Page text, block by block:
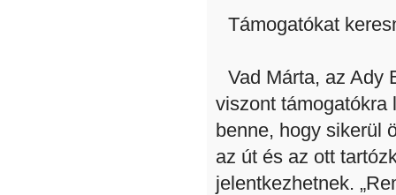
Támogatókat
Vad Márta, az Ady
viszont támogatókra
benne, hogy sikerül
az út és az ott
jelentkezhetnek.